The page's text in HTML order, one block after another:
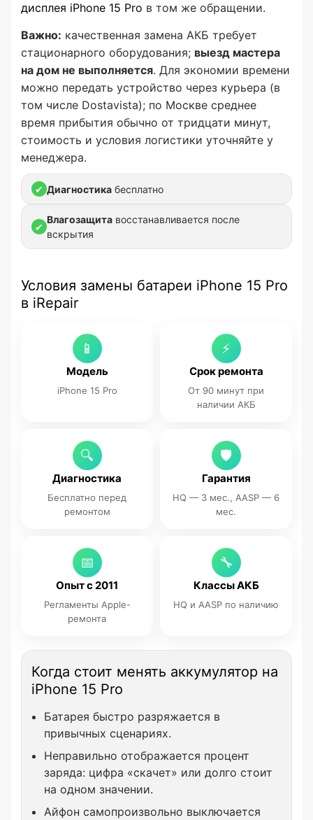
дисплея iPhone 15 Pro в том же обращении.
Важно: качественная замена АКБ требует
стационарного оборудования; выезд мастера
на дом не выполняется. Для экономии времени
можно передать устройство через курьера (в
том числе Dostavista); по Москве среднее
время прибытия обычно от тридцати минут,
стоимость и условия логистики уточняйте у
менеджера.
✔ Диагностика бесплатно
✔
Влагозащита восстанавливается после
вскрытия
Условия замены батареи iPhone 15 Pro
в iRepair
📱
Модель
iPhone 15 Pro
⚡
Срок ремонта
От 90 минут при
наличии АКБ
🔍
Диагностика
Бесплатно перед
ремонтом
🛡
Гарантия
HQ — 3 мес., AASP — 6
мес.
📅
Опыт с 2011
Регламенты Apple-
ремонта
🔧
Классы АКБ
HQ и AASP по наличию
Когда стоит менять аккумулятор на
iPhone 15 Pro
Батарея быстро разряжается в
привычных сценариях.
Неправильно отображается процент
заряда: цифра «скачет» или долго стоит
на одном значении.
Айфон самопроизвольно выключается